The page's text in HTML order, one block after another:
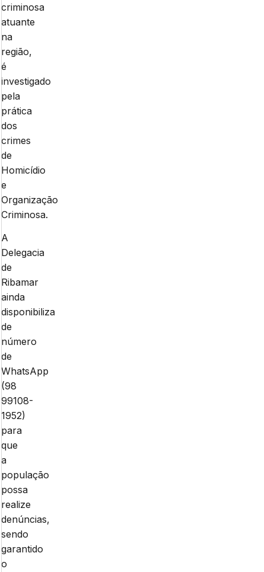
criminosa
atuante
na
região,
é
investigado
pela
prática
dos
crimes
de
Homicídio
e
Organização
Criminosa.
A
Delegacia
de
Ribamar
ainda
disponibiliza
de
número
de
WhatsApp
(98
99108-
1952)
para
que
a
população
possa
realize
denúncias,
sendo
garantido
o